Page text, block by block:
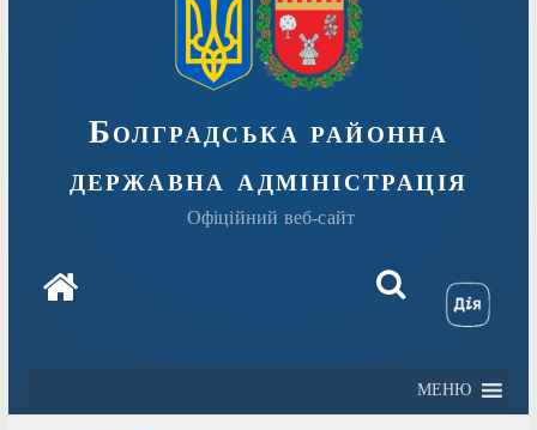
Болградська районна
державна адміністрація
Офіційний веб-сайт
МЕНЮ